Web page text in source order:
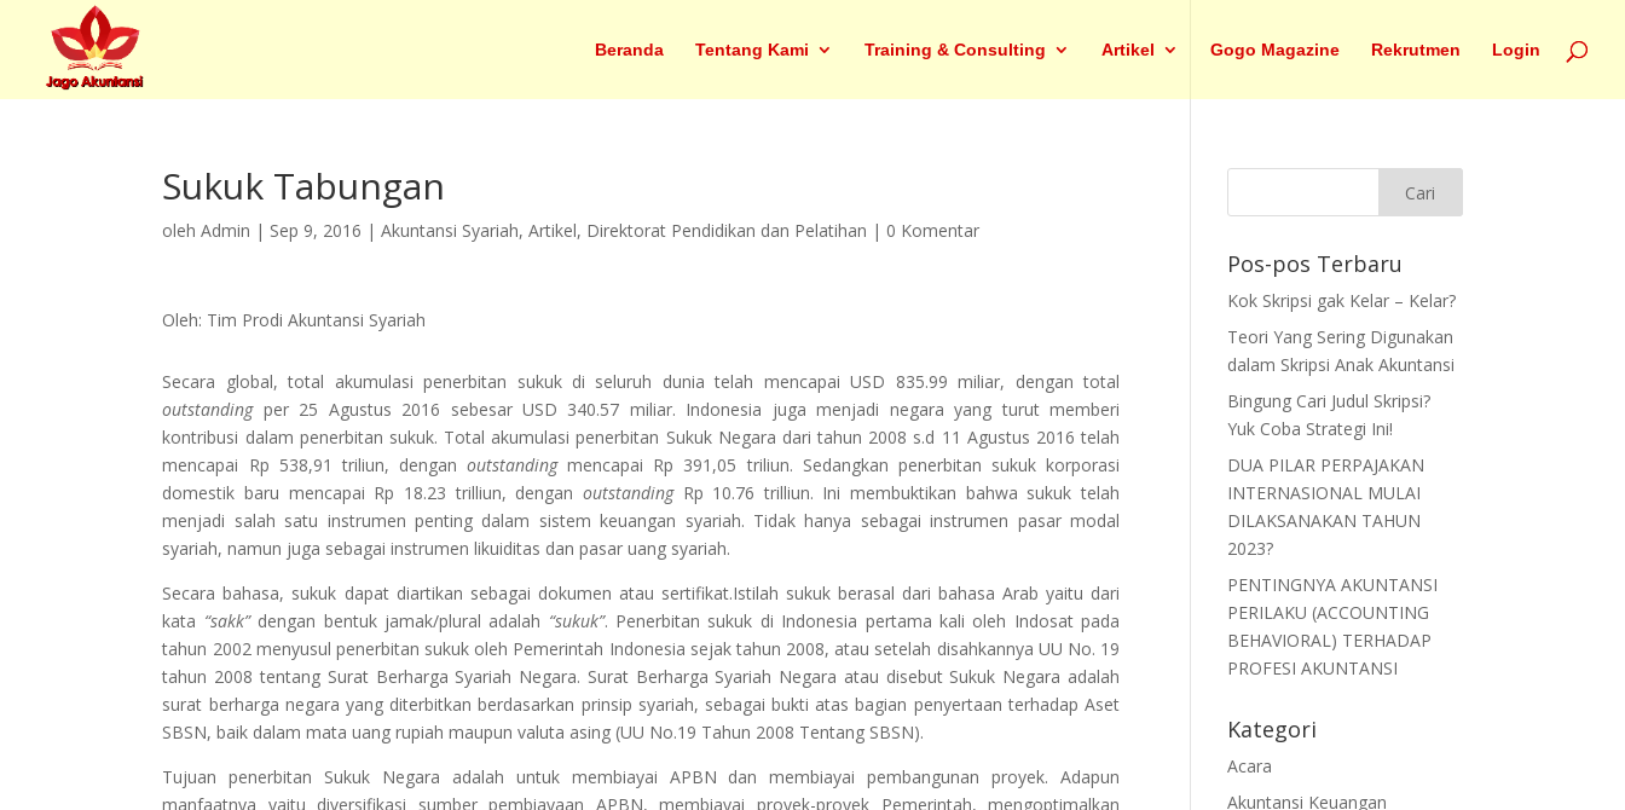
Beranda Tentang Kami Training & Consulting Artikel Gogo Magazine Rekrutmen Login
Sukuk Tabungan
olehAdmin | Sep 9, 2016 |Akuntansi Syariah,Artikel, Direktorat Pendidikan dan Pelatihan | 0 Komentar
Oleh: Tim Prodi Akuntansi Syariah
Secara global, total akumulasi penerbitan sukuk di seluruh dunia telah mencapai USD 835.99 miliar, dengan total
outstandingper 25 Agustus 2016 sebesar USD 340.57 miliar. Indonesia juga menjadi negara yang turut memberi
kontribusi dalam penerbitan sukuk. Total akumulasi penerbitan Sukuk Negara dari tahun 2008 s.d 11 Agustus 2016 telah
mencapai Rp 538,91 triliun, denganoutstandingmencapai Rp 391,05 triliun. Sedangkan penerbitan sukuk korporasi
domestik baru mencapai Rp 18.23 trilliun, dengan outstandingRp 10.76 trilliun. Ini membuktikan bahwa sukuk telah
menjadi salah satu instrumen penting dalam sistem keuangan syariah. Tidak hanya sebagai instrumen pasar modal
syariah, namun juga sebagai instrumen likuiditas dan pasar uang syariah.
Secara bahasa, sukuk dapat diartikan sebagai dokumen atau sertifikat.Istilah sukuk berasal dari bahasa Arab yaitu dari
kata “sakk”dengan bentuk jamak/plural adalah “sukuk”. Penerbitan sukuk di Indonesia pertama kali oleh Indosat pada
tahun 2002 menyusul penerbitan sukuk oleh Pemerintah Indonesia sejak tahun 2008, atau setelah disahkannya UU No. 19
tahun 2008 tentang Surat Berharga Syariah Negara. Surat Berharga Syariah Negara atau disebut Sukuk Negara adalah
surat berharga negara yang diterbitkan berdasarkan prinsip syariah, sebagai bukti atas bagian penyertaan terhadap Aset
SBSN, baik dalam mata uang rupiah maupun valuta asing (UU No.19 Tahun 2008 Tentang SBSN).
Tujuan penerbitan Sukuk Negara adalah untuk membiayai APBN dan membiayai pembangunan proyek. Adapun
manfaatnya yaitu diversifikasi sumber pembiayaan APBN, membiayai proyek-proyek Pemerintah, mengoptimalkan
Pos-pos Terbaru
Kok Skripsi gak Kelar – Kelar?
Teori Yang Sering Digunakan
dalam Skripsi Anak Akuntansi
Bingung Cari Judul Skripsi?
Yuk Coba Strategi Ini!
DUA PILAR PERPAJAKAN
INTERNASIONAL MULAI
DILAKSANAKAN TAHUN
2023?
PENTINGNYA AKUNTANSI
PERILAKU (ACCOUNTING
BEHAVIORAL) TERHADAP
PROFESI AKUNTANSI
Kategori
Acara
Akuntansi Keuangan